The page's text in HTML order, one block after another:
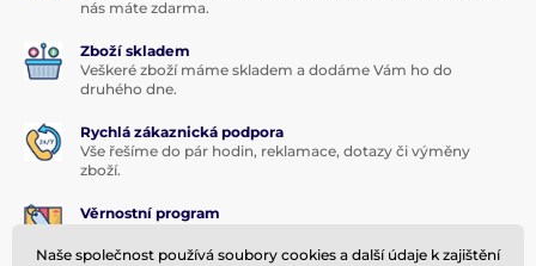
nás máte zdarma.
Zboží skladem
Veškeré zboží máme skladem a dodáme Vám ho do
druhého dne.
Rychlá zákaznická podpora
Vše řešíme do pár hodin, reklamace, dotazy či výměny
zboží.
Věrnostní program
Naše společnost používá soubory cookies a další údaje k zajištění